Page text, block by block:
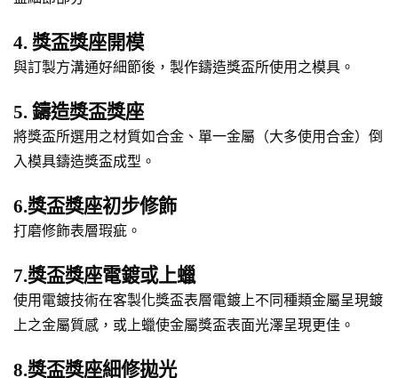
4. 獎盃獎座開模
與訂製方溝通好細節後，製作鑄造獎盃所使用之模具。
5. 鑄造獎盃獎座
將獎盃所選用之材質如合金、單一金屬（大多使用合金）倒
入模具鑄造獎盃成型。
6.獎盃獎座初步修飾
打磨修飾表層瑕疵。
7.獎盃獎座電鍍或上蠟
使用電鍍技術在客製化獎盃表層電鍍上不同種類金屬呈現鍍
上之金屬質感，或上蠟使金屬獎盃表面光澤呈現更佳。
8.獎盃獎座細修拋光